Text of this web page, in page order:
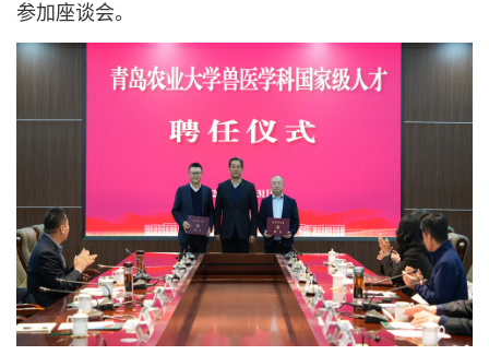
参加座谈会。